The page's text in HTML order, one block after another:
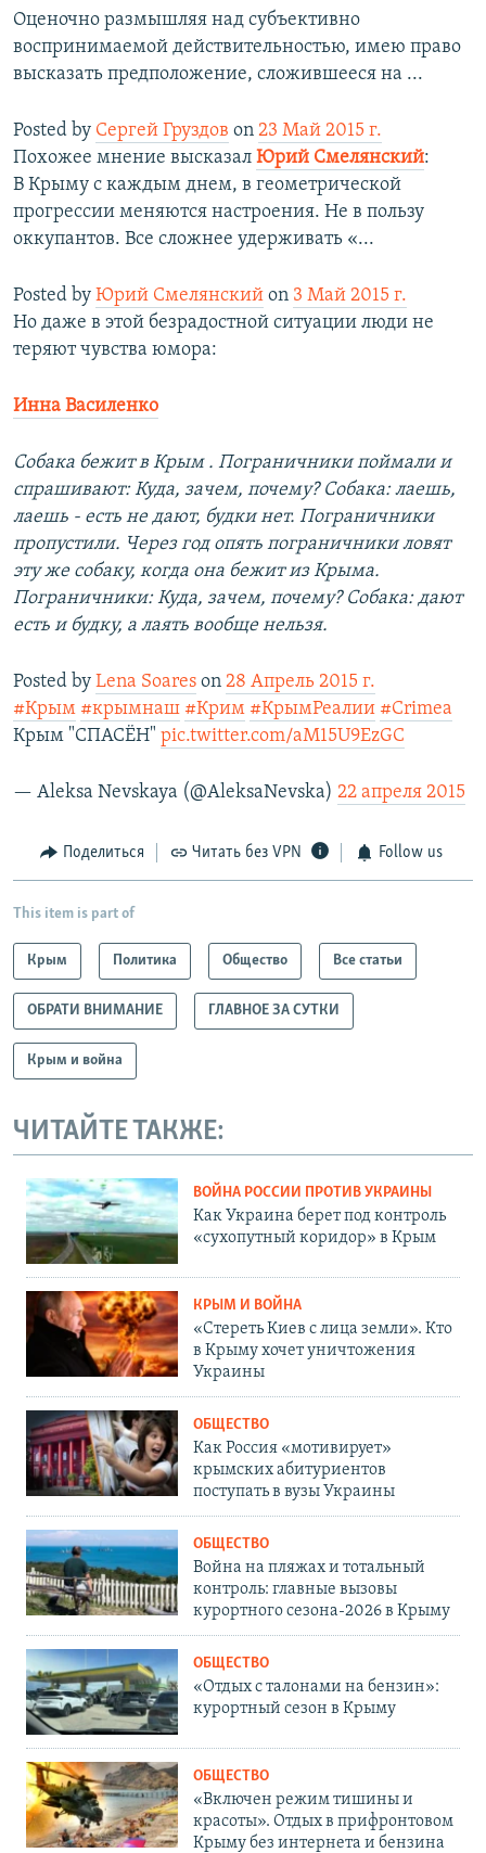
Оценочно размышляя над субъективно
воспринимаемой действительностью, имею право
высказать предположение, сложившееся на ...
Posted by Сергей Груздов on 23 Май 2015 г.
Похожее мнение высказал Юрий Смелянский:
В Крыму с каждым днем, в геометрической
прогрессии меняются настроения. Не в пользу
оккупантов. Все сложнее удерживать «...
Posted by Юрий Смелянский on 3 Май 2015 г.
Но даже в этой безрадостной ситуации люди не
теряют чувства юмора:
Инна Василенко
Собака бежит в Крым . Пограничники поймали и
спрашивают: Куда, зачем, почему? Собака: лаешь,
лаешь - есть не дают, будки нет. Пограничники
пропустили. Через год опять пограничники ловят
эту же собаку, когда она бежит из Крыма.
Пограничники: Куда, зачем, почему? Собака: дают
есть и будку, а лаять вообще нельзя.
Posted by Lena Soares on 28 Апрель 2015 г.
#Крым #крымнаш #Крим #КрымРеалии #Crimea
Крым "СПАСЁН" pic.twitter.com/aM15U9EzGC
— Aleksa Nevskaya (@AleksaNevska) 22 апреля 2015
Поделиться Читать без VPN Follow us
This item is part of
Крым Политика Общество Все статьи
ОБРАТИ ВНИМАНИЕ ГЛАВНОЕ ЗА СУТКИ
Крым и война
ЧИТАЙТЕ ТАКЖЕ:
ВОЙНА РОССИИ ПРОТИВ УКРАИНЫ
Как Украина берет под контроль
«сухопутный коридор» в Крым
КРЫМ И ВОЙНА
«Стереть Киев с лица земли». Кто
в Крыму хочет уничтожения
Украины
ОБЩЕСТВО
Как Россия «мотивирует»
крымских абитуриентов
поступать в вузы Украины
ОБЩЕСТВО
Война на пляжах и тотальный
контроль: главные вызовы
курортного сезона-2026 в Крыму
ОБЩЕСТВО
«Отдых с талонами на бензин»:
курортный сезон в Крыму
ОБЩЕСТВО
«Включен режим тишины и
красоты». Отдых в прифронтовом
Крыму без интернета и бензина